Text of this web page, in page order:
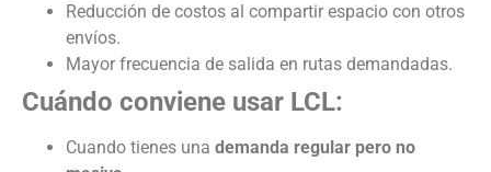
Reducción de costos al compartir espacio con otros
envíos.
Mayor frecuencia de salida en rutas demandadas.
Cuándo conviene usar LCL:
Cuando tienes una demanda regular pero no